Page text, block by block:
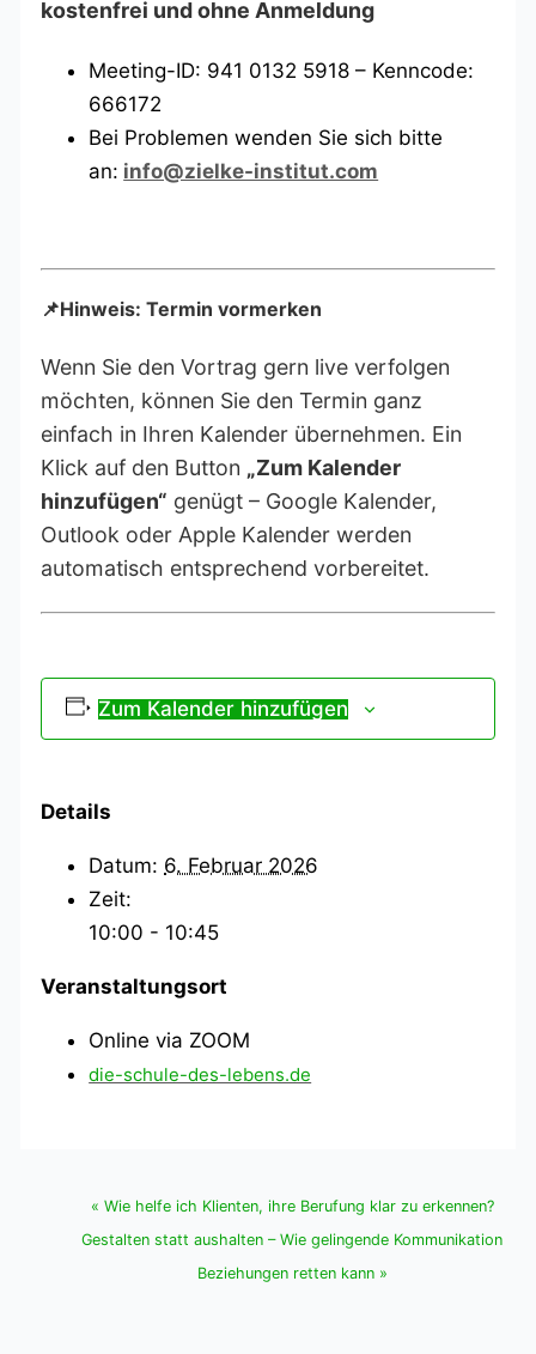
kostenfrei und ohne Anmeldung
Meeting-ID: 941 0132 5918 – Kenncode:
666172
Bei Problemen wenden Sie sich bitte
an: info@zielke-institut.com
📌Hinweis: Termin vormerken
Wenn Sie den Vortrag gern live verfolgen
möchten, können Sie den Termin ganz
einfach in Ihren Kalender übernehmen. Ein
Klick auf den Button „Zum Kalender
hinzufügen“ genügt – Google Kalender,
Outlook oder Apple Kalender werden
automatisch entsprechend vorbereitet.
Zum Kalender hinzufügen
Details
Datum: 6. Februar 2026
Zeit:
10:00 - 10:45
Veranstaltungsort
Online via ZOOM
« Wie helfe ich Klienten, ihre Berufung klar zu erkennen?
Gestalten statt aushalten – Wie gelingende Kommunikation
Beziehungen retten kann »